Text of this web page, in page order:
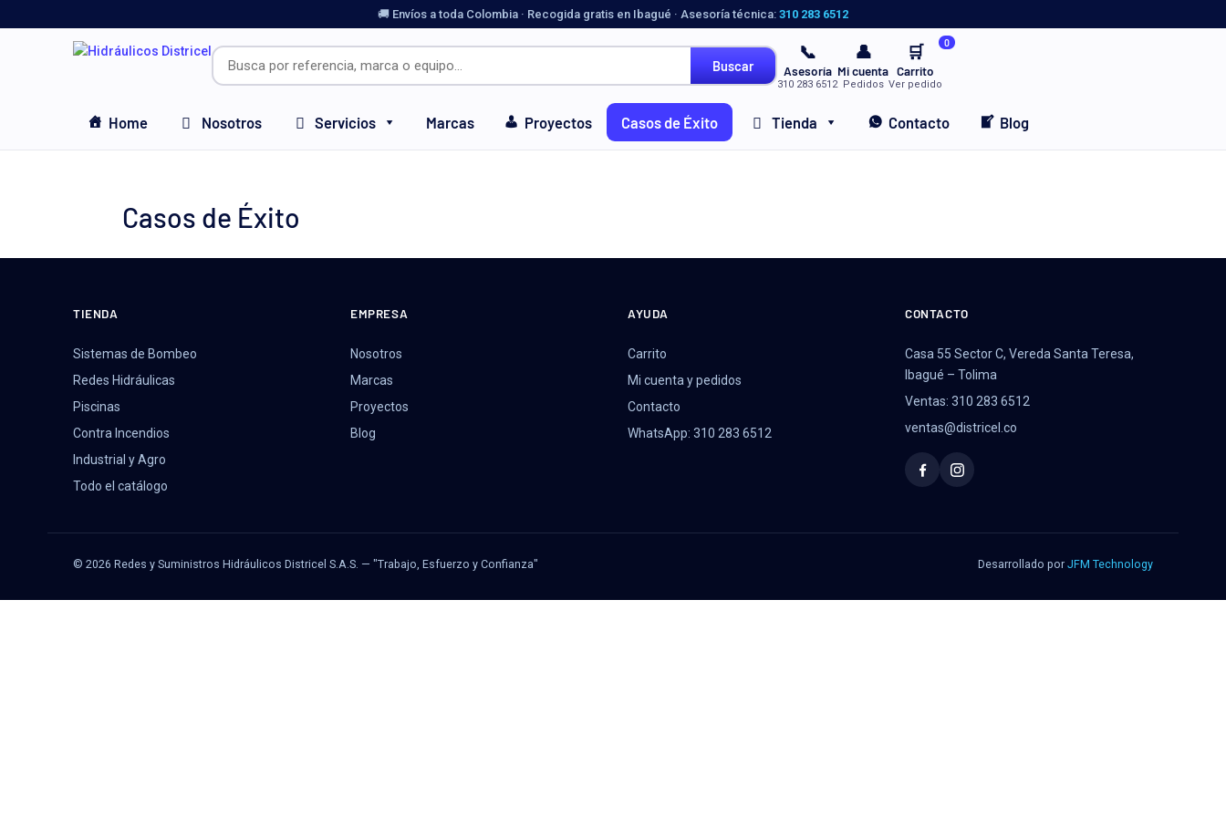
🚚 Envíos a toda Colombia · Recogida gratis en Ibagué · Asesoría técnica: 310 283 6512
Buscar
📞
Asesoría
310 283 6512
👤
Mi cuenta
Pedidos
🛒 0
Carrito
Ver pedido
Home Nosotros Servicios Marcas Proyectos Casos de Éxito Tienda Contacto Blog
Casos de Éxito
TIENDA
Sistemas de Bombeo
Redes Hidráulicas
Piscinas
Contra Incendios
Industrial y Agro
Todo el catálogo
EMPRESA
Nosotros
Marcas
Proyectos
Blog
AYUDA
Carrito
Mi cuenta y pedidos
Contacto
WhatsApp: 310 283 6512
CONTACTO
Casa 55 Sector C, Vereda Santa Teresa,
Ibagué – Tolima
Ventas: 310 283 6512
ventas@districel.co
© 2026 Redes y Suministros Hidráulicos Districel S.A.S. — "Trabajo, Esfuerzo y Confianza" Desarrollado por JFM Technology